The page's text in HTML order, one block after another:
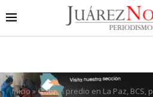
Inicio»Catean predio en La Paz, BCS,